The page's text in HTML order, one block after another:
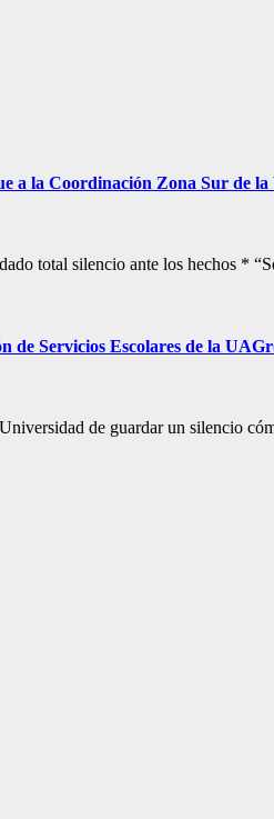
a la Coordinación Zona Sur de
total silencio ante los hechos *
de Servicios Escolares de la
de guardar un silencio